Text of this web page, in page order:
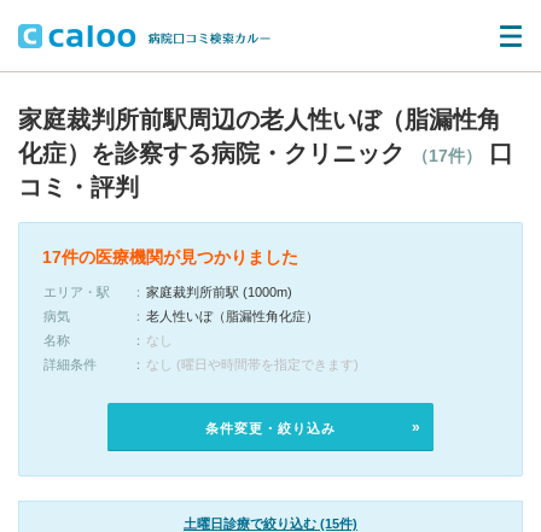
家庭裁判所前駅周辺の老人性いぼ（脂漏性角
化症）を診察する病院・クリニック
（17件）
口
コミ・評判
17件の医療機関が見つかりました
エリア・駅
家庭裁判所前駅 (1000m)
病気
老人性いぼ（脂漏性角化症）
名称
なし
詳細条件
なし (曜日や時間帯を指定できます)
条件変更・絞り込み
土曜日診療で絞り込む (15件)